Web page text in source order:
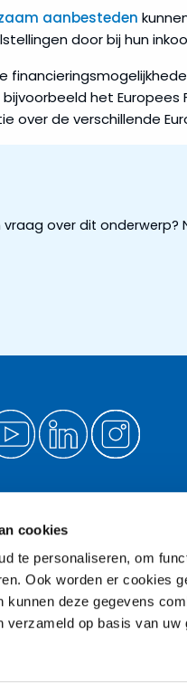
cookies
te personaliseren, om
Ook worden er cookies
kunnen deze gegevens
verzameld op basis van
aanbesteden
door bij hun
het Europees
over de verschillende
over dit